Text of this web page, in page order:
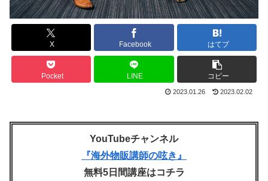
X Facebook はてブ
Pocket LINE コピー
2023.01.26 2023.02.02
YouTubeチャンネル
『海外物販講師の呟き』
無料5日間講座はコチラ